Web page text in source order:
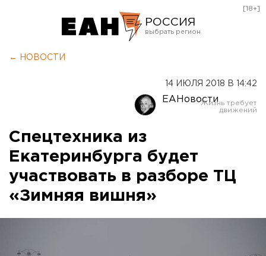
РОССИЯ
Оренбург
[18+]
← НОВОСТИ
14 ИЮЛЯ 2018 В 14:42
ЕАНовости
Спецтехника из
Екатеринбурга будет
участвовать в разборе ТЦ
«Зимняя вишня»